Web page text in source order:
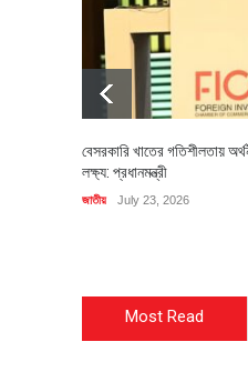
বেসরকারি খাতের গতিশীলতায়
লক্ষ্য: প্রধানমন্ত্রী
জাতীয় July 23, 2026
Most Read